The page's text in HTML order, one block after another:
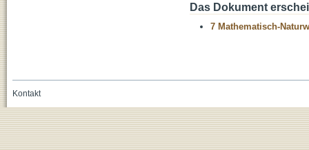
Das Dokument
7 Mathematisch-
Kontakt